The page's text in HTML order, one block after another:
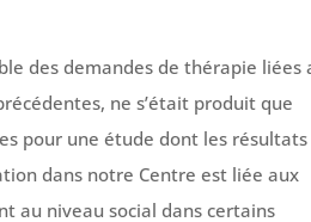
des demandes de thérapie liées
ne s’était produit que
pour une étude dont les résultats
dans notre Centre est liée aux
au niveau social dans certains